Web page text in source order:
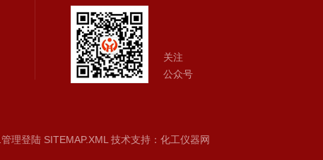
关注
公众号
管理登陆 SITEMAP.XML 技术支持： 化工仪器网